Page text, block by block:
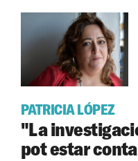
PATRICIA LÓPEZ
"La
pot estar